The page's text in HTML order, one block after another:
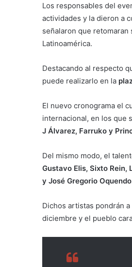
Los responsables del
actividades y la dieron a
señalaron que
Latinoamérica.
Destacando al respecto
puede realizarlo en la
El nuevo cronograma el
internacional, en los que
J Álvarez, Farruko y
Del mismo modo, el
Gustavo Elis, Sixto
y José Gregorio
Dichos artistas pondrán
diciembre y el pueblo